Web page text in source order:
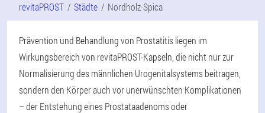
revitaPROST Städte Nordholz-Spica
Prävention und Behandlung von Prostatitis liegen im
Wirkungsbereich von revitaPROST-Kapseln, die nicht nur zur
Normalisierung des männlichen Urogenitalsystems beitragen,
sondern den Körper auch vor unerwünschten Komplikationen
– der Entstehung eines Prostataadenoms oder